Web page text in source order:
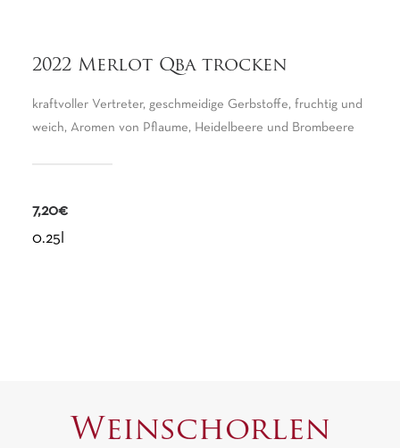
2022 Merlot Qba trocken
kraftvoller Vertreter, geschmeidige Gerbstoffe, fruchtig und
weich, Aromen von Pflaume, Heidelbeere und Brombeere
7,20€
0.25l
Weinschorlen